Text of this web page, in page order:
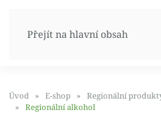
Přejít na hlavní obsah
Úvod E-shop
Regionální
Regionální alkohol